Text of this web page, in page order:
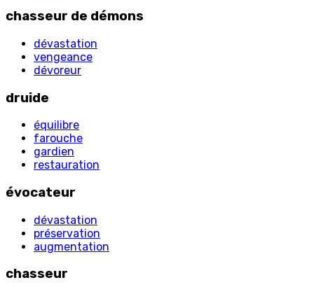
chasseur de démons
dévastation
vengeance
dévoreur
druide
équilibre
farouche
gardien
restauration
évocateur
dévastation
préservation
augmentation
chasseur